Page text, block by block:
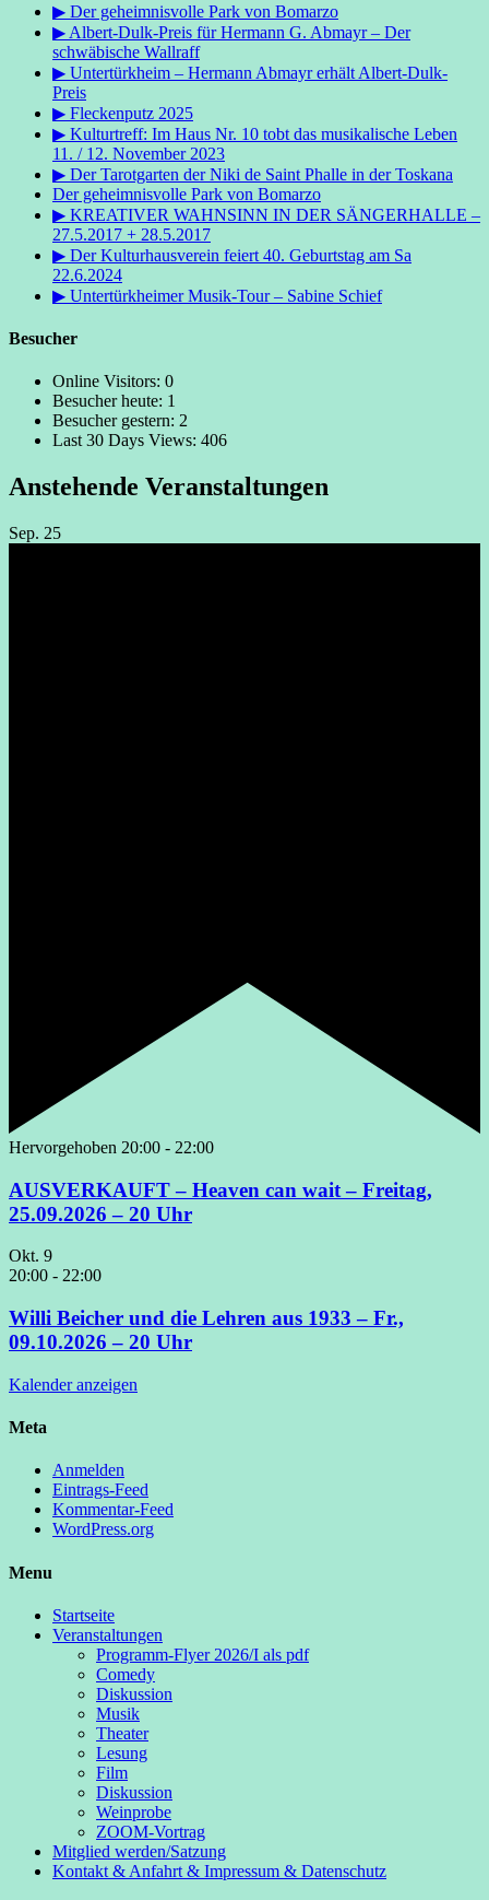
▶ Der geheimnisvolle Park von Bomarzo
▶ Albert-Dulk-Preis für Hermann G. Abmayr – Der
schwäbische Wallraff
▶ Untertürkheim – Hermann Abmayr erhält Albert-Dulk-
Preis
▶ Fleckenputz 2025
▶ Kulturtreff: Im Haus Nr. 10 tobt das musikalische Leben
11. / 12. November 2023
▶ Der Tarotgarten der Niki de Saint Phalle in der Toskana
Der geheimnisvolle Park von Bomarzo
▶ KREATIVER WAHNSINN IN DER SÄNGERHALLE –
27.5.2017 + 28.5.2017
▶ Der Kulturhausverein feiert 40. Geburtstag am Sa
22.6.2024
▶ Untertürkheimer Musik-Tour – Sabine Schief
Besucher
Online Visitors: 0
Besucher heute: 1
Besucher gestern: 2
Last 30 Days Views: 406
Anstehende Veranstaltungen
Sep. 25
Hervorgehoben 20:00 - 22:00
AUSVERKAUFT – Heaven can wait – Freitag,
25.09.2026 – 20 Uhr
Okt. 9
20:00 - 22:00
Willi Beicher und die Lehren aus 1933 – Fr.,
09.10.2026 – 20 Uhr
Kalender anzeigen
Meta
Anmelden
Eintrags-Feed
Kommentar-Feed
WordPress.org
Menu
Startseite
Veranstaltungen
Programm-Flyer 2026/I als pdf
Comedy
Diskussion
Musik
Theater
Lesung
Film
Diskussion
Weinprobe
ZOOM-Vortrag
Mitglied werden/Satzung
Kontakt & Anfahrt & Impressum & Datenschutz